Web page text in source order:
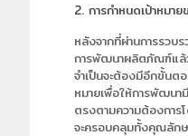
2. การกำหนดเป้าหม
หลังจากที่ผ่านการรวบ
การพัฒนาผลิตภัณฑ์แล้ว
จำเป็นจะต้องมีอีกขั้นต
หมายเพื่อให้การพัฒนา
ตรงตามความต้องการ
จะครอบคลุมทั้งคุณลัก